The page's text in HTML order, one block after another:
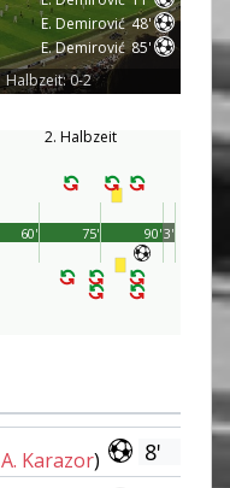
E. Demirović 48'
E. Demirović 85'
Halbzeit: 0-2
2. Halbzeit
90'
60' 75' 3'
8'
A. Karazor)